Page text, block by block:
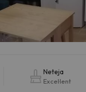
Neteja
Excel·lent